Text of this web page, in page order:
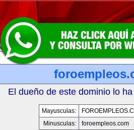
El dueño de este dominio lo
Mayusculas:
Minusculas:
foroempleos.com